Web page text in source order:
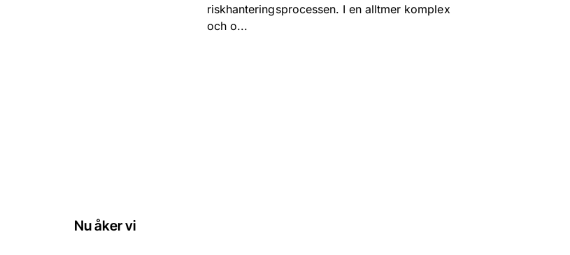
riskhanteringsprocessen. I en alltmer komplex
och o...
Nu åker vi